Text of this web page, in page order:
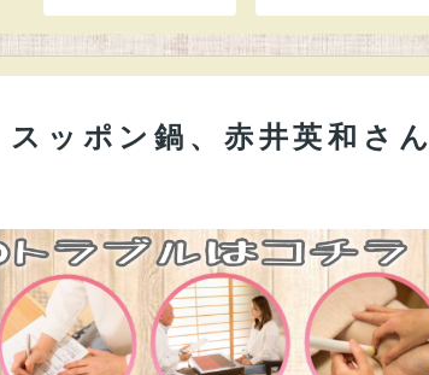
ッポン鍋、赤井英和さん